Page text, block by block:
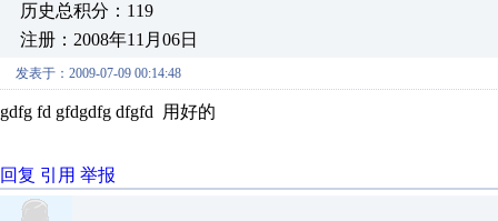
历史总积分：119
注册：2008年11月06日
发表于：2009-07-09 00:14:48
gdfg fd gfdgdfg dfgfd 用好的
回复 引用 举报